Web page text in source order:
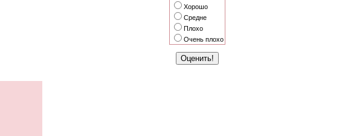
Хорошо
Средне
Плохо
Очень плохо